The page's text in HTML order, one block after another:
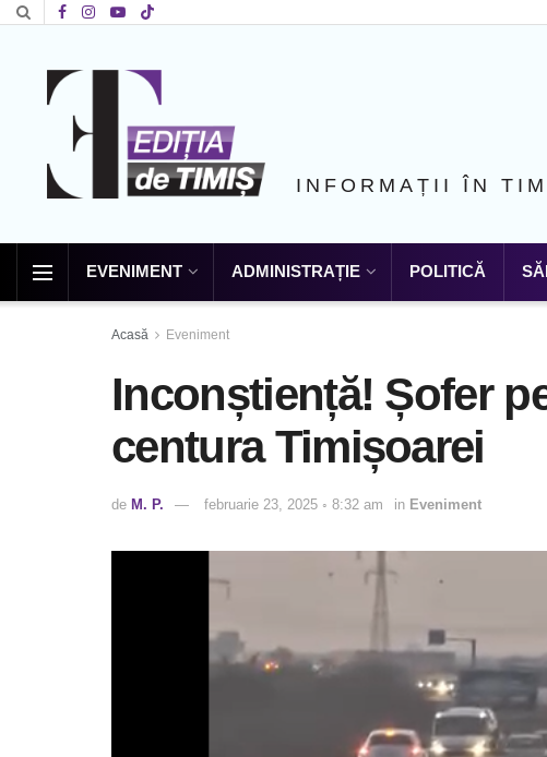
INFORMAȚII ÎN
EVENIMENT ADMINISTRAȚIE POLITICĂ
Acasă Eveniment
Inconștiență! Șofer
centura Timișoarei
de M. P. februarie 23, 2025 ◦ 8:32 am in Eveniment